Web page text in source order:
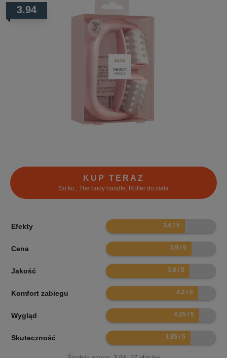
3.94
KUP TERAZ
So.ko., The body handle, Roller do ciała
Efekty 7.2
Cena 7.8
Jakość 7.6
Komfort zabiegu 8.4
Wygląd 8.5
Skuteczność 7.7